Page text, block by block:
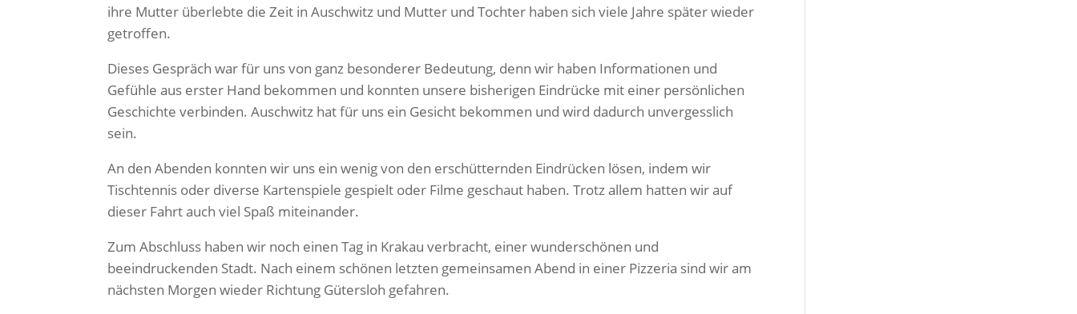
ihre Mutter überlebte die Zeit in Auschwitz und Mutter und Tochter haben sich viele Jahre später wieder
getroffen.
Dieses Gespräch war für uns von ganz besonderer Bedeutung, denn wir haben Informationen und
Gefühle aus erster Hand bekommen und konnten unsere bisherigen Eindrücke mit einer persönlichen
Geschichte verbinden. Auschwitz hat für uns ein Gesicht bekommen und wird dadurch unvergesslich
sein.
An den Abenden konnten wir uns ein wenig von den erschütternden Eindrücken lösen, indem wir
Tischtennis oder diverse Kartenspiele gespielt oder Filme geschaut haben. Trotz allem hatten wir auf
dieser Fahrt auch viel Spaß miteinander.
Zum Abschluss haben wir noch einen Tag in Krakau verbracht, einer wunderschönen und
beeindruckenden Stadt. Nach einem schönen letzten gemeinsamen Abend in einer Pizzeria sind wir am
nächsten Morgen wieder Richtung Gütersloh gefahren.